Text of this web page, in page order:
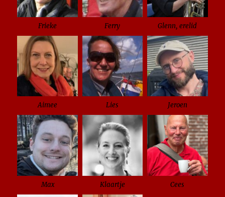
Frieke Ferry Glenn, erelid
Aimee Lies Jeroen
Max Klaartje Cees